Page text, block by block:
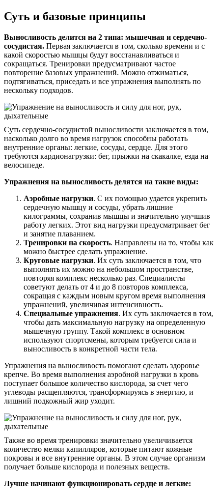
Суть и базовые принципы
Выносливость делится на 2 типа: мышечная и сердечно-
сосудистая. Первая заключается в том, сколько времени и с
какой скоростью мышцы будут восстанавливаться и
сокращаться. Тренировки предусматривают частое
повторение базовых упражнений. Можно отжиматься,
подтягиваться, приседать и все упражнения выполнять по
нескольку подходов.
Суть сердечно-сосудистой выносливости заключается в том,
насколько долго во время нагрузок способны работать
внутренние органы: легкие, сосуды, сердце. Для этого
требуются кардионагрузки: бег, прыжки на скакалке, езда на
велосипеде.
Упражнения на выносливость делятся на такие виды:
Аэробные нагрузки. С их помощью удается укрепить
сердечную мышцу и сосуды, убрать лишние
килограммы, сохранив мышцы и значительно улучшив
работу легких. Этот вид нагрузки предусматривает бег
и занятие плаванием.
Тренировки на скорость. Направлены на то, чтобы как
можно быстрее сделать упражнение.
Круговые нагрузки. Их суть заключается в том, что
выполнять их можно на небольшом пространстве,
повторяя комплекс несколько раз. Специалисты
советуют делать от 4 и до 8 повторов комплекса,
сокращая с каждым новым кругом время выполнения
упражнений, увеличивая интенсивность.
Специальные упражнения. Их суть заключается в том,
чтобы дать максимальную нагрузку на определенную
мышечную группу. Такой комплекс в основном
используют спортсмены, которым требуется сила и
выносливость в конкретной части тела.
Упражнения на выносливость помогают сделать здоровье
крепче. Во время выполнения аэробной нагрузки в кровь
поступает большое количество кислорода, за счет чего
углеводы расщепляются, трансформируясь в энергию, и
лишний подкожный жир уходит.
Также во время тренировки значительно увеличивается
количество мелки капилляров, которые питают кожные
покровы и все внутренние органы. В этом случае организм
получает больше кислорода и полезных веществ.
Лучше начинают функционировать сердце и легкие: